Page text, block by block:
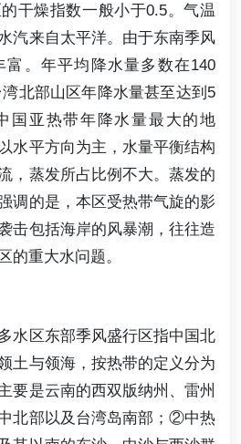
干燥指数一般小于0.5。气温
汽来自太平洋。由于东南季风
。年平均降水量多数在140
北部山区年降水量甚至达到5
国亚热带年降水量最大的地
水平方向为主，水量平衡结构
，蒸发所占比例不大。蒸发的
调的是，本区受热带气旋的影
击包括海岸的风暴潮，往往造
的重大水问题。
水区东部季风盛行区指中国北
土与领海，按热带的定义分为
要是云南的西双版纳州、雷州
北部以及台湾岛南部；②中热